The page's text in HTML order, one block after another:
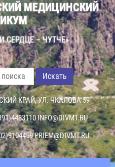
МЕДИЦИНСКИЙ
СЕРДЦЕ – ЧУТЧЕ»
Искать
КРАЙ, УЛ. ЧКАЛОВА 59
INFO@DIVMT.RU
PRIEM@DIVMT.RU